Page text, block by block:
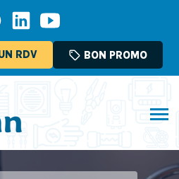
RDV sell BON PROMO